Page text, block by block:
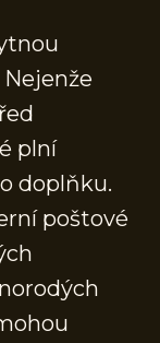
plní
doplňku.
poštové